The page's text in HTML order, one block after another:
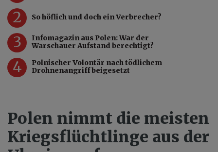
2 So höflich und doch ein Verbrecher?
3
Infomagazin aus Polen: War der
Warschauer Aufstand berechtigt?
4
Polnischer Volontär nach tödlichem
Drohnenangriff beigesetzt
Polen nimmt die meisten
Kriegsflüchtlinge aus der